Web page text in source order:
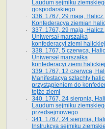
Laudum sejmiku
gospodarskiego
336. 1767, 29 maja, Halicz.
Konfederacya ziemian
337. 1767, 29 maja, Halicz.
Uniwersał marszałka
konfederacyi ziemi halickiej
338. 1767, 5 czerwca,
Uniwersał marszałka
konfederacyi ziemi
339. 1767, 12 czerwca,
Manifestacya szlachty
przystąpieniem do
tejże ziemi
340. 1767, 24 sierpnia,
Laudum sejmiku
przedsejmowego
341. 1767, 24 sierpnia,
Instrukcya sejmiku